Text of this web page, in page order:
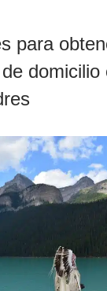
para